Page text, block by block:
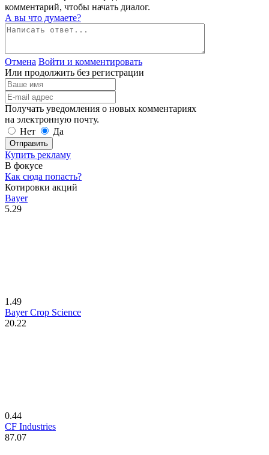
комментарий, чтобы начать диалог.
А вы что думаете?
Отмена Войти и комментировать
Или продолжить без регистрации
Получать уведомления о новых комментариях
на электронную почту.
Нет
Да
Отправить
Купить рекламу
В фокусе
Как сюда попасть?
Котировки акций
Bayer
5.29
1.49
Bayer Crop Science
20.22
0.44
CF Industries
87.07